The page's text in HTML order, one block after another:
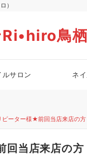
）
鳥
ルサロン ネ
ピーター様★前回当店来店の方
当店来店の方